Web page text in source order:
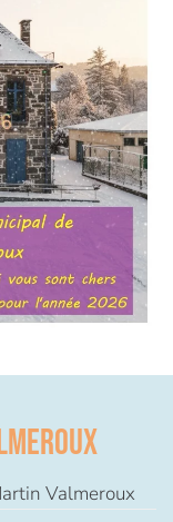
Valmeroux